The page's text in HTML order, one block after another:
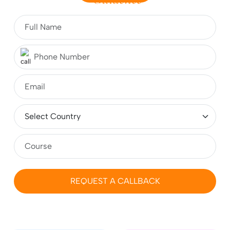
What is CSE? Fees, Course, Top Colleges,
Complete Guide for Students
REQUEST A CALLBACK